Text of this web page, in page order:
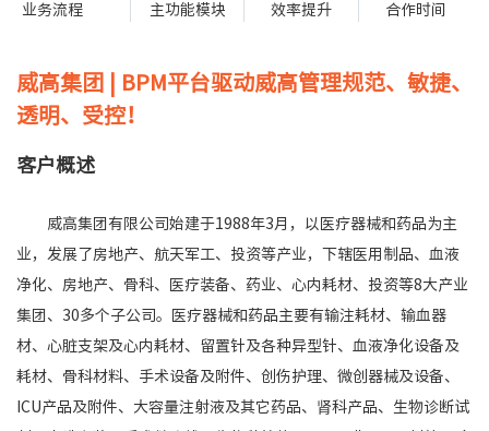
业务流程
主功能模块
效率提升
合作时间
威高集团
BPM平台驱动威高管理规范、敏捷、
透明、受控！
客户概述
威高集团有限公司始建于1988年3月，以医疗器械和药品为主
业，发展了房地产、航天军工、投资等产业，下辖医用制品、血液
净化、房地产、骨科、医疗装备、药业、心内耗材、投资等8大产业
集团、30多个子公司。医疗器械和药品主要有输注耗材、输血器
材、心脏支架及心内耗材、留置针及各种异型针、血液净化设备及
耗材、骨科材料、手术设备及附件、创伤护理、微创器械及设备、
ICU产品及附件、大容量注射液及其它药品、肾科产品、生物诊断试